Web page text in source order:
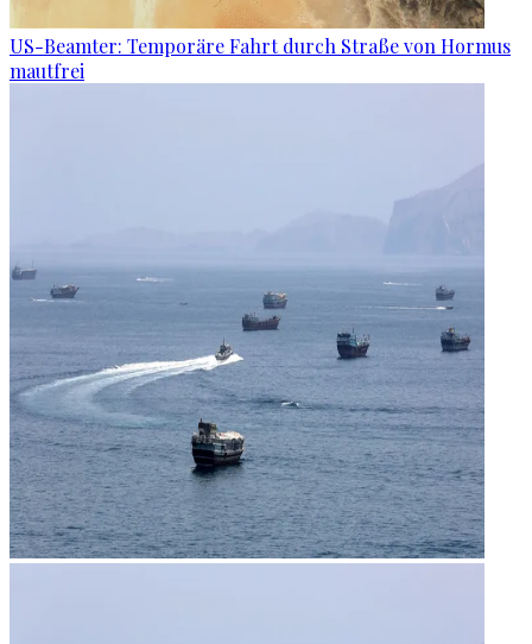
US-Beamter: Temporäre Fahrt durch Straße von Hormus
mautfrei